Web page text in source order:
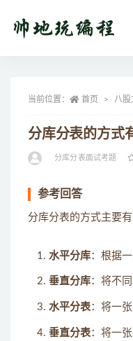
当前位置： 首页 八股
分库分表的方式
分库分表面试考题
参考回答
分库分表的方式主要有
水平分库：根据
垂直分库：将不
水平分表：将一
垂直分表：将一